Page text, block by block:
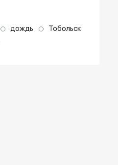
дождь
Тобольск